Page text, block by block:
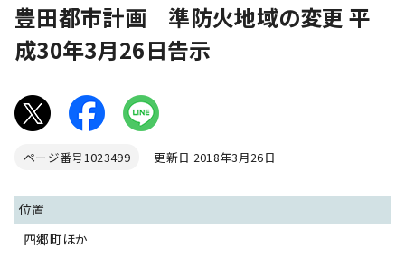
豊田都市計画 準防火地域の変更 平
成30年3月26日告示
ページ番号1023499 更新日 2018年3月26日
位置
四郷町ほか